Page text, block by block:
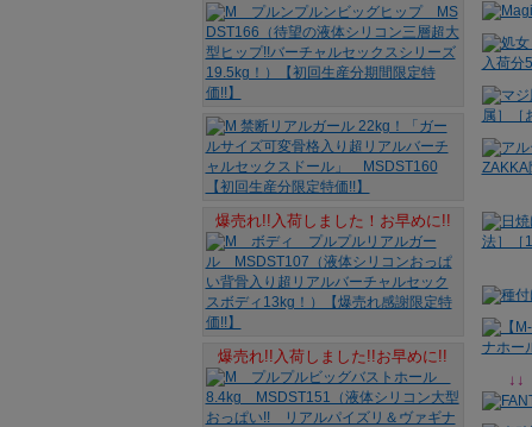
↓↓
爆売れ!!入荷しました！お早めに!!
爆売れ!!入荷しました!!お早めに!!